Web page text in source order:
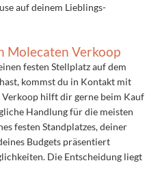
auf deinem Lieblings-
Molecaten Verkoop
festen Stellplatz auf dem
kommst du in Kontakt mit
hilft dir gerne beim Kauf
Handlung für die meisten
festen Standplatzes, deiner
Budgets präsentiert
Die Entscheidung liegt